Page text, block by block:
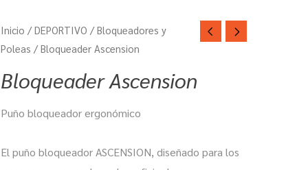
Inicio /DEPORTIVO /Bloqueadores y
Poleas / Bloqueader Ascension
Bloqueader Ascension
Puño bloqueador ergonómico
El puño bloqueador ASCENSION, diseñado para los